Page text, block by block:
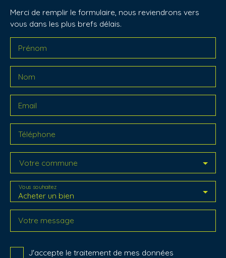
Merci de remplir le formulaire, nous reviendrons vers
vous dans les plus brefs délais.
Prénom
Nom
Email
Téléphone
Votre commune
Acheter un bien
Vous souhaitez
Votre message
J'accepte le traitement de mes données